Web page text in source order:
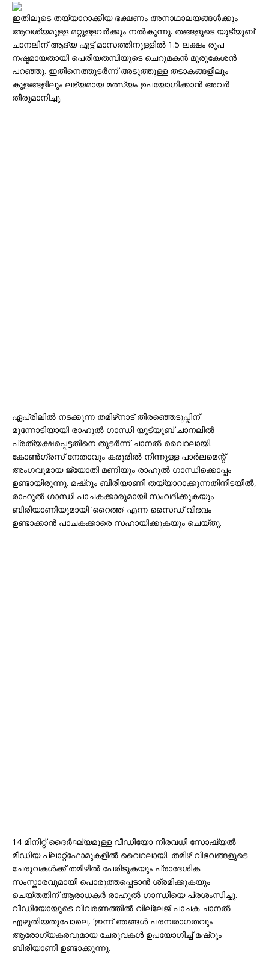
ഇതിലൂടെ തയ്യാറാക്കിയ ഭക്ഷണം അനാഥാലയങ്ങൾക്കും
ആവശ്യമുള്ള മറ്റുള്ളവർക്കും നൽകുന്നു. തങ്ങളുടെ യൂട്യൂബ്
ചാനലിന് ആദ്യ എട്ട് മാസത്തിനുള്ളിൽ 1.5 ലക്ഷം രൂപ
നഷ്ടമായതായി പെരിയതമ്പിയുടെ ചെറുമകൻ മുരുകേശൻ
പറഞ്ഞു. ഇതിനെത്തുടർന്ന് അടുത്തുള്ള തടാകങ്ങളിലും
കുളങ്ങളിലും ലഭ്യമായ മത്സ്യം ഉപയോഗിക്കാൻ അവർ
തീരുമാനിച്ചു.
ഏപ്രിലിൽ നടക്കുന്ന തമിഴ്‌നാട് തിരഞ്ഞെടുപ്പിന്
മുന്നോടിയായി രാഹുൽ ഗാന്ധി യൂട്യൂബ് ചാനലിൽ
പ്രത്യക്ഷപ്പെട്ടതിനെ തുടർന്ന് ചാനൽ വൈറലായി.
കോൺഗ്രസ് നേതാവും കരൂരിൽ നിന്നുള്ള പാർലമെന്റ്
അംഗവുമായ ജ്യോതി മണിയും രാഹുൽ ഗാന്ധിക്കൊപ്പം
ഉണ്ടായിരുന്നു. മഷ്റൂം ബിരിയാണി തയ്യാറാക്കുന്നതിനിടയിൽ,
രാഹുൽ ഗാന്ധി പാചകക്കാരുമായി സംവദിക്കുകയും
ബിരിയാണിയുമായി ‘റൈത്ത’ എന്ന സൈഡ് വിഭവം
ഉണ്ടാക്കാൻ പാചകക്കാരെ സഹായിക്കുകയും ചെയ്തു.
14 മിനിറ്റ് ദൈർഘ്യമുള്ള വീഡിയോ നിരവധി സോഷ്യൽ
മീഡിയ പ്ലാറ്റ്‌ഫോമുകളിൽ വൈറലായി. തമിഴ് വിഭവങ്ങളുടെ
ചേരുവകൾക്ക് തമിഴിൽ പേരിടുകയും പ്രാദേശിക
സംസ്കാരവുമായി പൊരുത്തപ്പെടാൻ ശ്രമിക്കുകയും
ചെയ്തതിന് ആരാധകർ രാഹുൽ ഗാന്ധിയെ പ്രശംസിച്ചു.
വീഡിയോയുടെ വിവരണത്തിൽ വില്ലേജ് പാചക ചാനൽ
എഴുതിയതുപോലെ, ‘ഇന്ന് ഞങ്ങൾ പരമ്പരാഗതവും
ആരോഗ്യകരവുമായ ചേരുവകൾ ഉപയോഗിച്ച് മഷ്റൂം
ബിരിയാണി ഉണ്ടാക്കുന്നു.